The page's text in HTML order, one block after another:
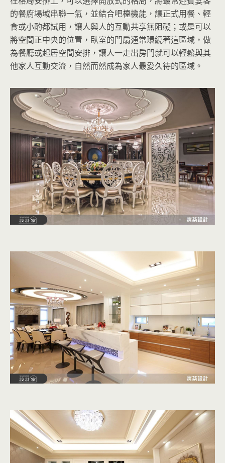
的餐廚場域串聯一氣，並結合吧檯機能，讓正式用餐、輕
食或小酌都試用，讓人與人的互動共享無阻礙；或是可以
將空間正中央的位置，臥室的門扇通常環繞著這區域，做
為餐廳或起居空間安排，讓人一走出房門就可以輕鬆與其
他家人互動交流，自然而然成為家人最愛久待的區域。